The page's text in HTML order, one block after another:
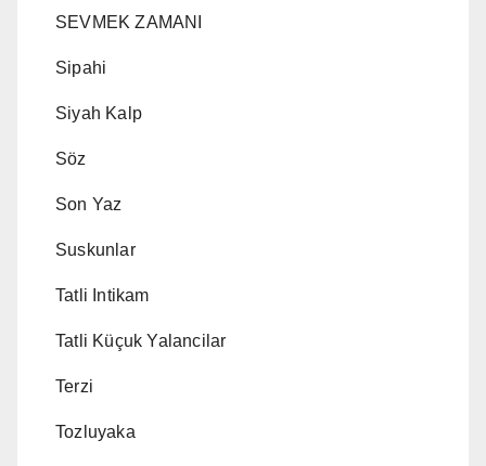
SEVMEK ZAMANI
Sipahi
Siyah Kalp
Söz
Son Yaz
Suskunlar
Tatli Intikam
Tatli Küçuk Yalancilar
Terzi
Tozluyaka